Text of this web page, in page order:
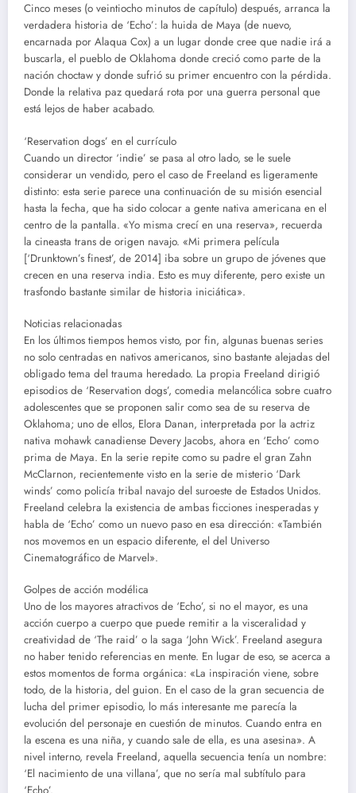
Cinco meses (o veintiocho minutos de capítulo) después, arranca la
verdadera historia de ‘Echo’: la huida de Maya (de nuevo,
encarnada por Alaqua Cox) a un lugar donde cree que nadie irá a
buscarla, el pueblo de Oklahoma donde creció como parte de la
nación choctaw y donde sufrió su primer encuentro con la pérdida.
Donde la relativa paz quedará rota por una guerra personal que
está lejos de haber acabado.
‘Reservation dogs’ en el currículo
Cuando un director ‘indie’ se pasa al otro lado, se le suele
considerar un vendido, pero el caso de Freeland es ligeramente
distinto: esta serie parece una continuación de su misión esencial
hasta la fecha, que ha sido colocar a gente nativa americana en el
centro de la pantalla. «Yo misma crecí en una reserva», recuerda
la cineasta trans de origen navajo. «Mi primera película
[‘Drunktown’s finest’, de 2014] iba sobre un grupo de jóvenes que
crecen en una reserva india. Esto es muy diferente, pero existe un
trasfondo bastante similar de historia iniciática».
Noticias relacionadas
En los últimos tiempos hemos visto, por fin, algunas buenas series
no solo centradas en nativos americanos, sino bastante alejadas del
obligado tema del trauma heredado. La propia Freeland dirigió
episodios de ‘Reservation dogs’, comedia melancólica sobre cuatro
adolescentes que se proponen salir como sea de su reserva de
Oklahoma; uno de ellos, Elora Danan, interpretada por la actriz
nativa mohawk canadiense Devery Jacobs, ahora en ‘Echo’ como
prima de Maya. En la serie repite como su padre el gran Zahn
McClarnon, recientemente visto en la serie de misterio ‘Dark
winds’ como policía tribal navajo del suroeste de Estados Unidos.
Freeland celebra la existencia de ambas ficciones inesperadas y
habla de ‘Echo’ como un nuevo paso en esa dirección: «También
nos movemos en un espacio diferente, el del Universo
Cinematográfico de Marvel».
Golpes de acción modélica
Uno de los mayores atractivos de ‘Echo’, si no el mayor, es una
acción cuerpo a cuerpo que puede remitir a la visceralidad y
creatividad de ‘The raid’ o la saga ‘John Wick’. Freeland asegura
no haber tenido referencias en mente. En lugar de eso, se acerca a
estos momentos de forma orgánica: «La inspiración viene, sobre
todo, de la historia, del guion. En el caso de la gran secuencia de
lucha del primer episodio, lo más interesante me parecía la
evolución del personaje en cuestión de minutos. Cuando entra en
la escena es una niña, y cuando sale de ella, es una asesina». A
nivel interno, revela Freeland, aquella secuencia tenía un nombre:
‘El nacimiento de una villana’, que no sería mal subtítulo para